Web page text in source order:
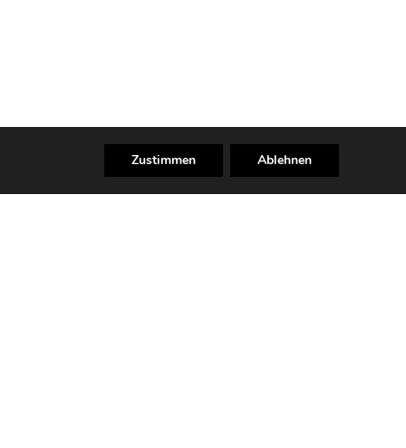
Zustimmen Ablehnen